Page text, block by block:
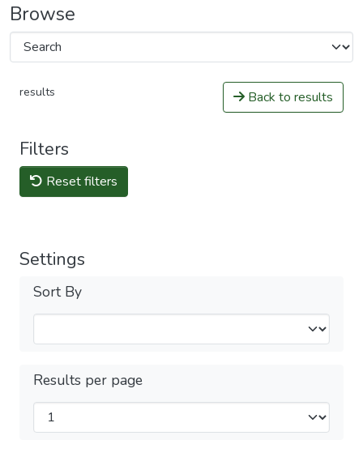
Browse
results Back to results
Filters
Reset filters
Settings
Sort By
Results per page